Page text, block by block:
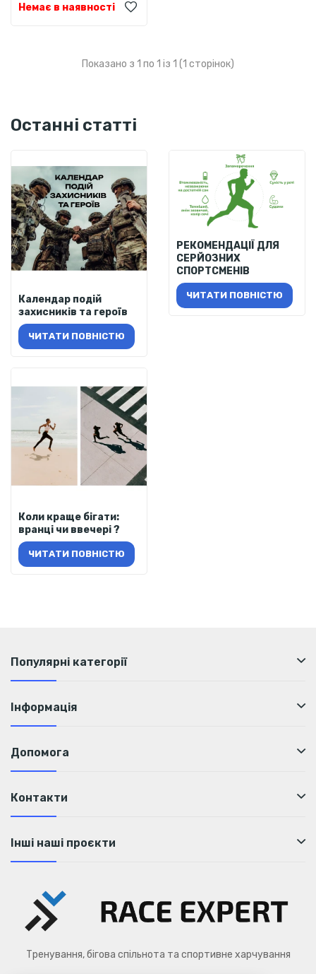
Немає в наявності
Показано з 1 по 1 із 1 (1 сторінок)
Останні статті
Календар подій
захисників та героїв
ЧИТАТИ ПОВНІСТЮ
РЕКОМЕНДАЦІЇ ДЛЯ
СЕРЙОЗНИХ
СПОРТСМЕНІВ
ЧИТАТИ ПОВНІСТЮ
Коли краще бігати:
вранці чи ввечері ?
ЧИТАТИ ПОВНІСТЮ
Популярні категорії
Інформація
Допомога
Контакти
Інші наші проєкти
Тренування, бігова спільнота та спортивне харчування